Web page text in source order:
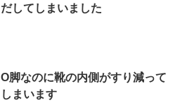
だしてしまいました
O脚なのに靴の内側がすり減って
しまいます